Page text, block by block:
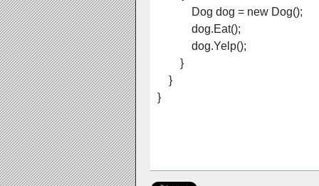
Dog dog = new Dog();
dog.Eat();
dog.Yelp();
}
}
}